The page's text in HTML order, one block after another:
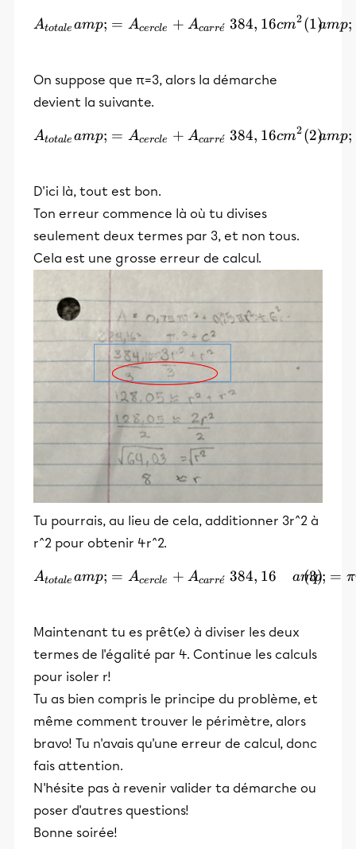
\begin{align} A_{totale}
Atotale amp; = Acercle + Acarre
ˊ 384, 16cm2 amp;
On suppose que π=3, alors la démarche
devient la suivante.
\begin{align} A_{totale}
Atotale amp; = Acercle + Acarre
ˊ 384, 16cm2 amp;
D'ici là, tout est bon.
Ton erreur commence là où tu divises
seulement deux termes par 3, et non tous.
Cela est une grosse erreur de calcul.
Tu pourrais, au lieu de cela, additionner 3r^2 à
r^2 pour obtenir 4r^2.
\begin{align} A_{totale}
Atotale amp; = Acercle + Acarre
ˊ 384, 16 amp; = π
Maintenant tu es prêt(e) à diviser les deux
termes de l'égalité par 4. Continue les calculs
pour isoler r!
Tu as bien compris le principe du problème, et
même comment trouver le périmètre, alors
bravo! Tu n'avais qu'une erreur de calcul, donc
fais attention.
N'hésite pas à revenir valider ta démarche ou
poser d'autres questions!
Bonne soirée!